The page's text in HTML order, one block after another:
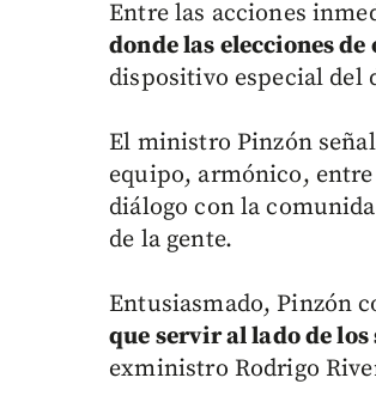
Entre las acciones
donde las elecciones
dispositivo especial del
El ministro Pinzón
equipo, armónico,
diálogo con la
de la gente.
Entusiasmado, Pinzón
que servir al lado de
exministro Rodrigo